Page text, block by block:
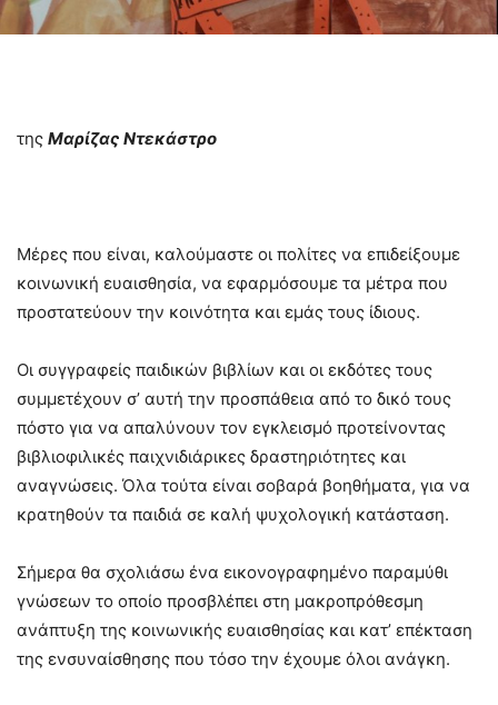
της Μαρίζας Ντεκάστρο
Μέρες που είναι, καλούμαστε οι πολίτες να επιδείξουμε
κοινωνική ευαισθησία, να εφαρμόσουμε τα μέτρα που
προστατεύουν την κοινότητα και εμάς τους ίδιους.
Οι συγγραφείς παιδικών βιβλίων και οι εκδότες τους
συμμετέχουν σ’ αυτή την προσπάθεια από το δικό τους
πόστο για να απαλύνουν τον εγκλεισμό προτείνοντας
βιβλιοφιλικές παιχνιδιάρικες δραστηριότητες και
αναγνώσεις. Όλα τούτα είναι σοβαρά βοηθήματα, για να
κρατηθούν τα παιδιά σε καλή ψυχολογική κατάσταση.
Σήμερα θα σχολιάσω ένα εικονογραφημένο παραμύθι
γνώσεων το οποίο προσβλέπει στη μακροπρόθεσμη
ανάπτυξη της κοινωνικής ευαισθησίας και κατ’ επέκταση
της ενσυναίσθησης που τόσο την έχουμε όλοι ανάγκη.